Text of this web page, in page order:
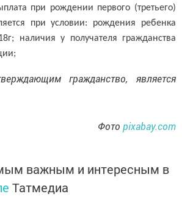
при рождении первого (третьего)
при условии: рождения ребенка
наличия у получателя гражданства
гражданство, является
Фото pixabay.com
важным и интересным в
Татмедиа